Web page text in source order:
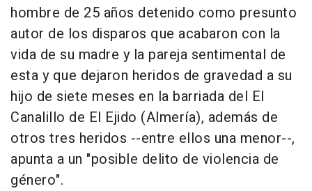
hombre de 25 años detenido como presunto
autor de los disparos que acabaron con la
vida de su madre y la pareja sentimental de
esta y que dejaron heridos de gravedad a su
hijo de siete meses en la barriada del El
Canalillo de El Ejido (Almería), además de
otros tres heridos --entre ellos una menor--,
apunta a un "posible delito de violencia de
género".